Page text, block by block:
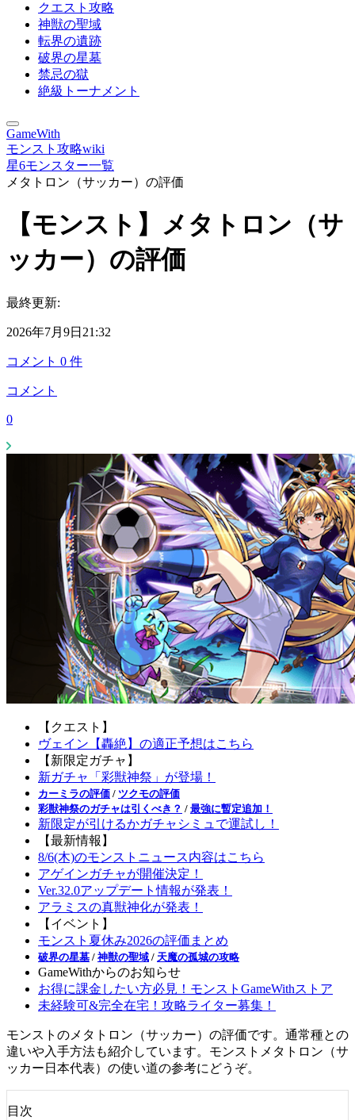
クエスト攻略
神獣の聖域
転界の遺跡
破界の星墓
禁忌の獄
絶級トーナメント
GameWith
モンスト攻略wiki
星6モンスター一覧
メタトロン（サッカー）の評価
【モンスト】メタトロン（サ
ッカー）の評価
最終更新:
2026年7月9日21:32
コメント 0 件
コメント
0
【クエスト】
ヴェイン【轟絶】の適正予想はこちら
【新限定ガチャ】
新ガチャ「彩獣神祭」が登場！
カーミラの評価 / ツクモの評価
彩獣神祭のガチャは引くべき？ / 最強に暫定追加！
新限定が引けるかガチャシミュで運試し！
【最新情報】
8/6(木)のモンストニュース内容はこちら
アゲインガチャが開催決定！
Ver.32.0アップデート情報が発表！
アラミスの真獣神化が発表！
【イベント】
モンスト夏休み2026の評価まとめ
破界の星墓 / 神獣の聖域 / 天魔の孤城の攻略
GameWithからのお知らせ
お得に課金したい方必見！モンストGameWithストア
未経験可&完全在宅！攻略ライター募集！
モンストのメタトロン（サッカー）の評価です。通常種との
違いや入手方法も紹介しています。モンストメタトロン（サ
ッカー日本代表）の使い道の参考にどうぞ。
目次